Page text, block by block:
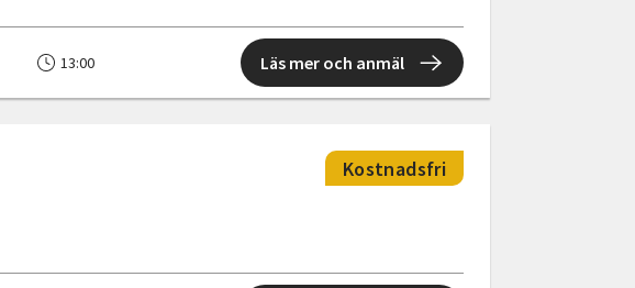
13:00 Läs mer och anmäl
Kostnadsfri